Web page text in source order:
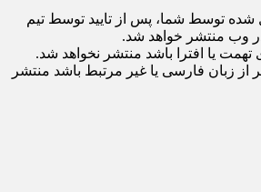
شده توسط شما، پس از تایید توسط تیم
وب منتشر خواهد شد.
تهمت یا افترا باشد منتشر نخواهد شد.
از زبان فارسی یا غیر مرتبط باشد منتشر